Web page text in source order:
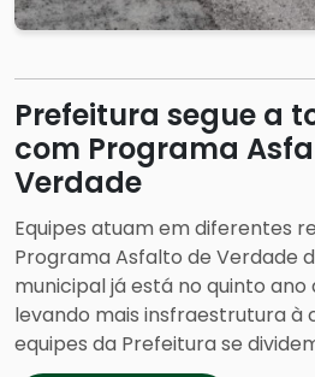
Prefeitura segue a
com Programa
Verdade
Equipes atuam em diferentes
Programa Asfalto de Verdade
municipal já está no quinto ano
levando mais insfraestrutura à
equipes da Prefeitura se